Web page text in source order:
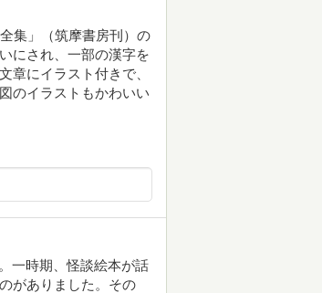
集」（筑摩書房刊）の
にされ、一部の漢字を
章にイラスト付きで、
のイラストもかわいい
一時期、怪談絵本が話
がありました。その